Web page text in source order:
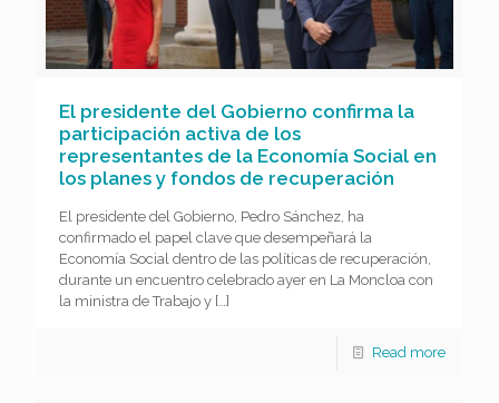
El presidente del Gobierno confirma la
participación activa de los
representantes de la Economía Social en
los planes y fondos de recuperación
El presidente del Gobierno, Pedro Sánchez, ha
confirmado el papel clave que desempeñará la
Economía Social dentro de las políticas de recuperación,
durante un encuentro celebrado ayer en La Moncloa con
la ministra de Trabajo y […]
Read more